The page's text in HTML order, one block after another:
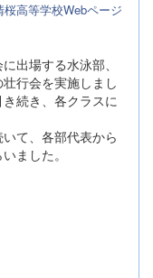
高等学校Webページ
出場する水泳部、
行会を実施しまし
続き、各クラスに
て、各部代表から
ました。